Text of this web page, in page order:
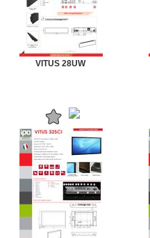
VITUS 28UW